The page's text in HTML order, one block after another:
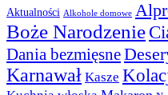
Aktualności Alkohole domowe
Boże Narodzenie
Dania bezmięsne
Karnawał Kasze